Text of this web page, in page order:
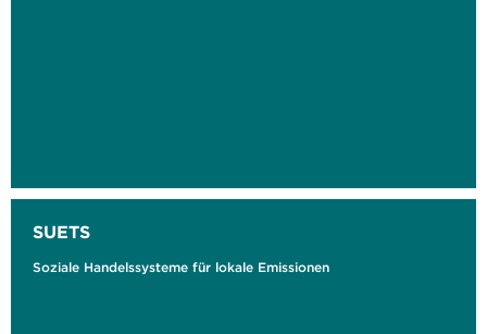
SUETS
Soziale Handelssysteme für lokale Emissionen